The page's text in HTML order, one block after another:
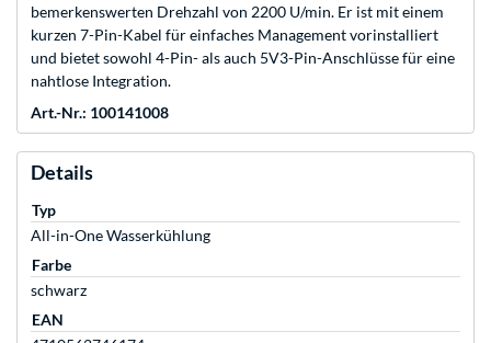
bemerkenswerten Drehzahl von 2200 U/min. Er ist mit einem
kurzen 7-Pin-Kabel für einfaches Management vorinstalliert
und bietet sowohl 4-Pin- als auch 5V3-Pin-Anschlüsse für eine
nahtlose Integration.
Art.-Nr.: 100141008
Details
Typ
All-in-One Wasserkühlung
Farbe
schwarz
EAN